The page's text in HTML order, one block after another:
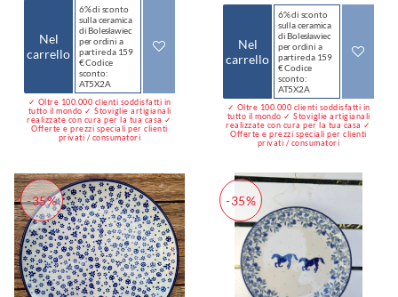
Nel
carrello
6% di sconto
sulla ceramica
di Bolesławiec
per ordini a
partire da 159
€ Codice
sconto:
AT5X2A
✓ Oltre 100.000 clienti soddisfatti in
tutto il mondo ✓ Stoviglie artigianali
realizzate con cura per la tua casa ✓
Offerte e prezzi speciali per clienti
privati / consumatori
Nel
carrello
6% di sconto
sulla ceramica
di Bolesławiec
per ordini a
partire da 159
€ Codice
sconto:
AT5X2A
✓ Oltre 100.000 clienti soddisfatti in
tutto il mondo ✓ Stoviglie artigianali
realizzate con cura per la tua casa ✓
Offerte e prezzi speciali per clienti
privati / consumatori
-35% -35%